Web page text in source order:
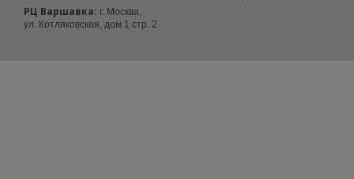
РЦ Варшавка: г. Москва,
ул. Котляковская, дом 1 стр. 2